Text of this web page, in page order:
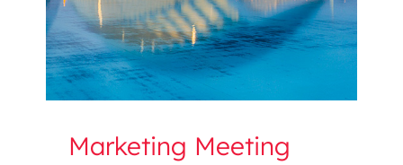
Marketing Meeting